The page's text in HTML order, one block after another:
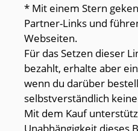
* Mit einem Stern
Partner-Links und
Webseiten.
Für das Setzen dieser
bezahlt, erhalte aber
wenn du darüber
selbstverständlich
Mit dem Kauf
Unabhängigkeit dieses